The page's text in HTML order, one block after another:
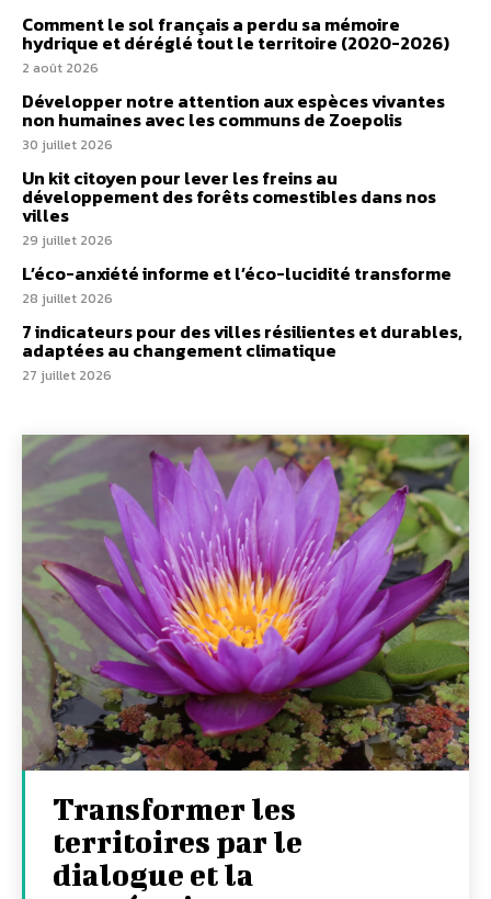
Comment le sol français a perdu sa mémoire
hydrique et déréglé tout le territoire (2020-2026)
2 août 2026
Développer notre attention aux espèces vivantes
non humaines avec les communs de Zoepolis
30 juillet 2026
Un kit citoyen pour lever les freins au
développement des forêts comestibles dans nos
villes
29 juillet 2026
L’éco-anxiété informe et l’éco-lucidité transforme
28 juillet 2026
7 indicateurs pour des villes résilientes et durables,
adaptées au changement climatique
27 juillet 2026
Transformer les
territoires par le
dialogue et la